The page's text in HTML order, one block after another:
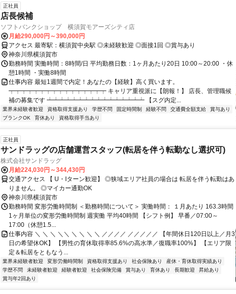
正社員
店長候補
ソフトバンクショップ 横須賀モアーズシティ店
月給290,000円～390,000円
アクセス 最寄駅：横須賀中央駅 ◎未経験歓迎 ◎面接1回 ◎賞与あり
神奈川県横須賀市
勤務時間 実働時間：8時間/日 平均勤務日数：1ヶ月あたり20日 10:00～20:00 ・休
憩1時間 ・実働8時間
仕事内容 最短1週間で内定！あなたの【経験】高く買います。
┯┯┯┯┯┯┯┯┯┯┯┯┯┯┯┯ キャリア重視派に【朗報！】 店長、管理職候
補の募集です ┷┷┷┷┷┷┷┷┷┷┷┷┷┷┷┷ 【スグ内定...
業界未経験者歓迎 資格取得支援あり 学歴不問 固定時間制 経験不問 交通費全額支給
賞与あり
ブランクOK
育休あり 資格取得手当あり
正社員
サンドラッグの店舗運営スタッフ(転居を伴う転勤なし選択可)
株式会社サンドラッグ
月給224,030円～344,430円
交通アクセス 【 U・Iターン歓迎】 ◎狭域エリア社員の場合は 転居を伴う転勤はあ
りません。 ◎マイカー通勤OK
神奈川県横須賀市
勤務時間 変形労働時間制 ＜勤務時間について＞ 実働時間： １月あたり 163.3時間
1ヶ月単位の変形労働時間制 週実働 平均40時間 【シフト例】 早番／07:00～
17:00（休憩1.5...
仕事内容 ＼ ＼ ＼ ＼＼ ＼ ＼ ＼ ＼ ／／／／ ／／／／／ 【年間休日120日以上／月3
日の希望休OK】 【男性の育休取得率85.6%の高水準／復職率100%】 【エリア限
定＆転居をともなう...
業界未経験者歓迎 変形労働時間制 資格取得支援あり 社会保険あり
産休・育休取得実績あり
学歴不問
未経験者歓迎 経験者歓迎 社会保険完備 賞与あり 育休あり 長期歓迎
昇給あり
賞与年2回あり